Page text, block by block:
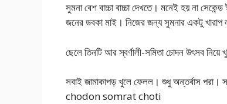
সুমনা বেশ বাচ্চা বাচ্চা দেখতে। মনেই হয় না
জনের ডবকা মাই। নিজের জন্য সুমনার একটু খারাপ
ছেলে তিনটি আর স্বর্ণালী-সমিতা চোদন উৎসব নিয়ে
সবাই জামাকাপড় খুলে ফেলল। শুধু অন্তর্বাস পরা।
chodon somrat choti